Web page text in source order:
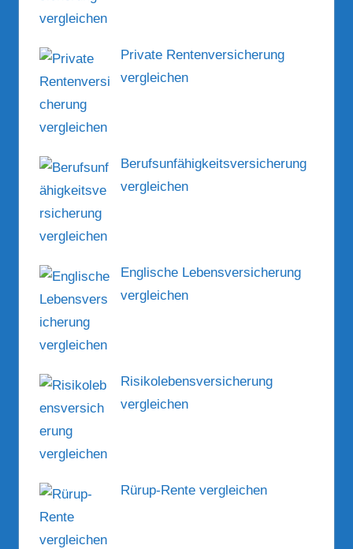
Private Rentenversicherung
vergleichen
Berufsunfähigkeitsversicherung
vergleichen
Englische Lebensversicherung
vergleichen
Risikolebensversicherung
vergleichen
Rürup-Rente vergleichen